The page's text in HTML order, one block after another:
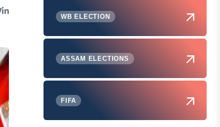
WB ELECTION
ASSAM ELECTIONS
FIFA